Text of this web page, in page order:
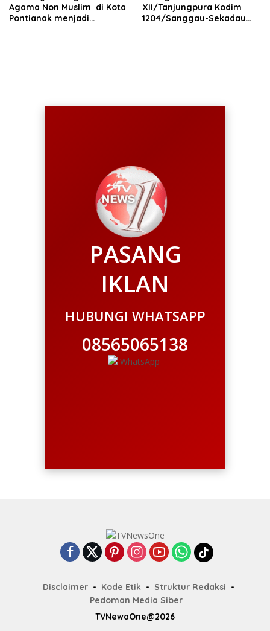
Agama Non Muslim di Kota
Pontianak menjadi
XII/Tanjungpura Kodim
1204/Sanggau-Sekadau
PASANG
IKLAN
HUBUNGI WHATSAPP
08565065138
Disclaimer Kode Etik
Struktur Redaksi
Pedoman Media Siber
TVNewaOne@2026